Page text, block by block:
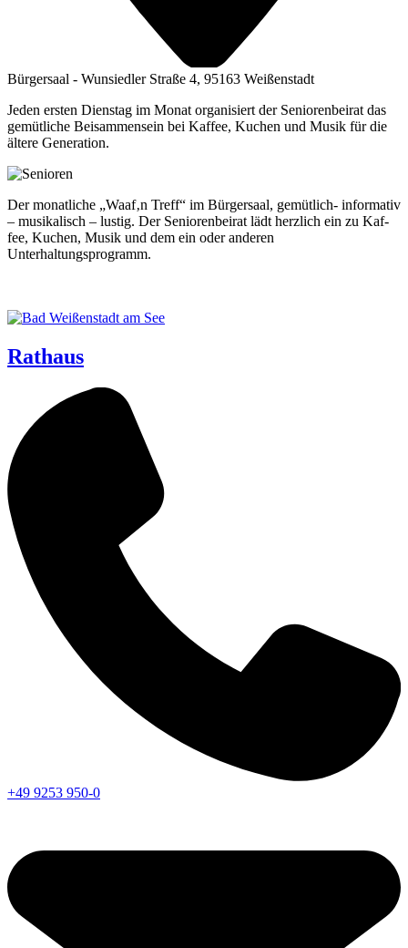
Bürgersaal - Wunsiedler Straße 4, 95163 Weißenstadt
Jeden ersten Dienstag im Monat organisiert der Seniorenbeirat das
gemütliche Beisammensein bei Kaffee, Kuchen und Musik für die
ältere Generation.
Der monat­li­che „Waaf‚n Treff“ im Bür­ger­saal, gemüt­lich- infor­ma­tiv
– musi­ka­lisch – lus­tig. Der Senio­ren­bei­rat lädt herz­lich ein zu Kaf­
fee, Kuchen, Musik und dem ein oder ande­ren
Unterhaltungsprogramm.
Rathaus
+49 9253 950-0